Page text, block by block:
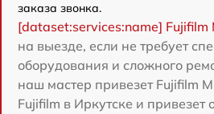
заказа звонка.
[dataset:services:name] Fujifilm
на выезде, если не требует
оборудования и сложного
наш мастер привезет Fujifilm
Fujifilm в Иркутске и привезет